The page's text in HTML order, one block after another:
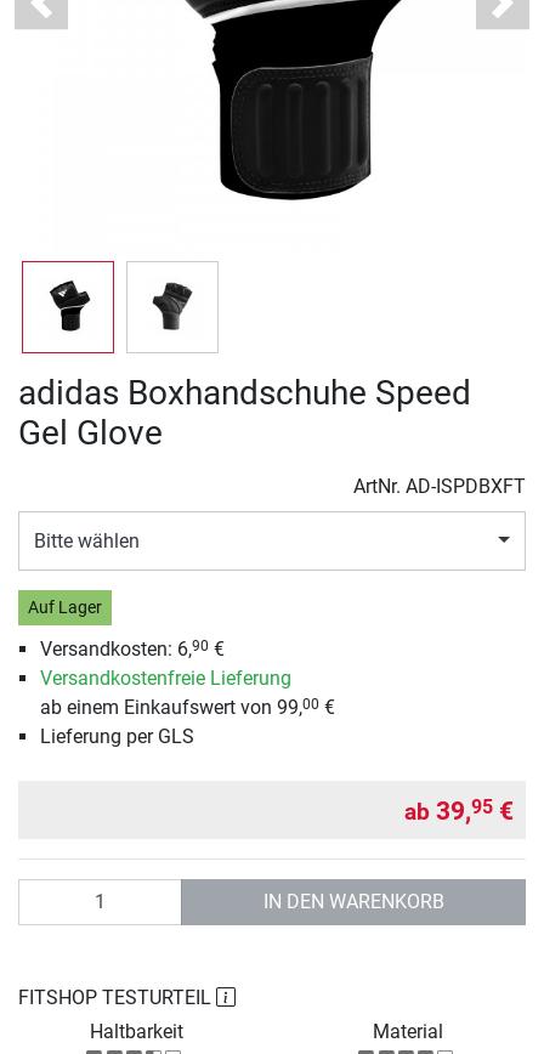
Previous Next
adidas Boxhandschuhe Speed
Gel Glove
ArtNr. AD-ISPDBXFT
Bitte wählen
Auf Lager
Versandkosten: 6,90 €
Versandkostenfreie Lieferung
ab einem Einkaufswert von 99,00 €
Lieferung per GLS
ab 39,95 €
IN DEN WARENKORB
FITSHOP TESTURTEIL
Haltbarkeit
Material